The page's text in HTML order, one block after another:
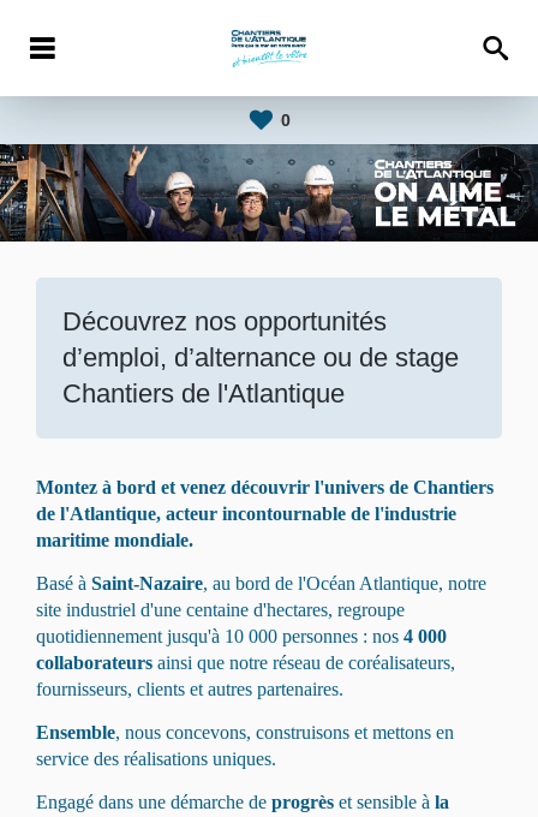
0
Découvrez nos opportunités
d’emploi, d’alternance ou de stage
Chantiers de l'Atlantique
Montez à bord et venez découvrir l'univers de Chantiers
de l'Atlantique, acteur incontournable de l'industrie
maritime mondiale.
Basé à Saint-Nazaire, au bord de l'Océan Atlantique, notre
site industriel d'une centaine d'hectares, regroupe
quotidiennement jusqu'à 10 000 personnes : nos 4 000
collaborateurs ainsi que notre réseau de coréalisateurs,
fournisseurs, clients et autres partenaires.
Ensemble, nous concevons, construisons et mettons en
service des réalisations uniques.
Engagé dans une démarche de progrès et sensible à la